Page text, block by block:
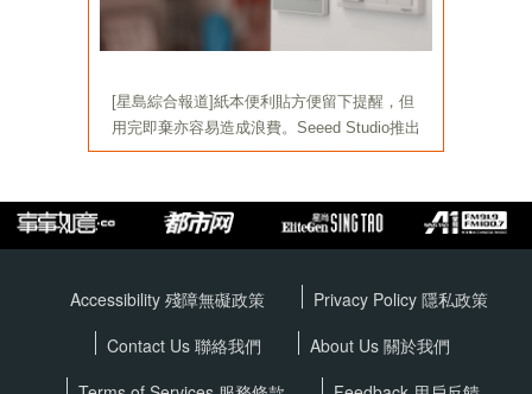
Accessibility 殘障無礙政策 Privacy Policy 隱私政策
Contact Us 聯絡我們
About Us 關於我們